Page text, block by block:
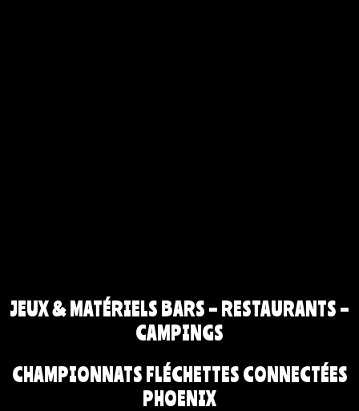
JEUX & MATÉRIELS BARS – RESTAURANTS –
CAMPINGS
CHAMPIONNATS FLÉCHETTES CONNECTÉES
PHOENIX